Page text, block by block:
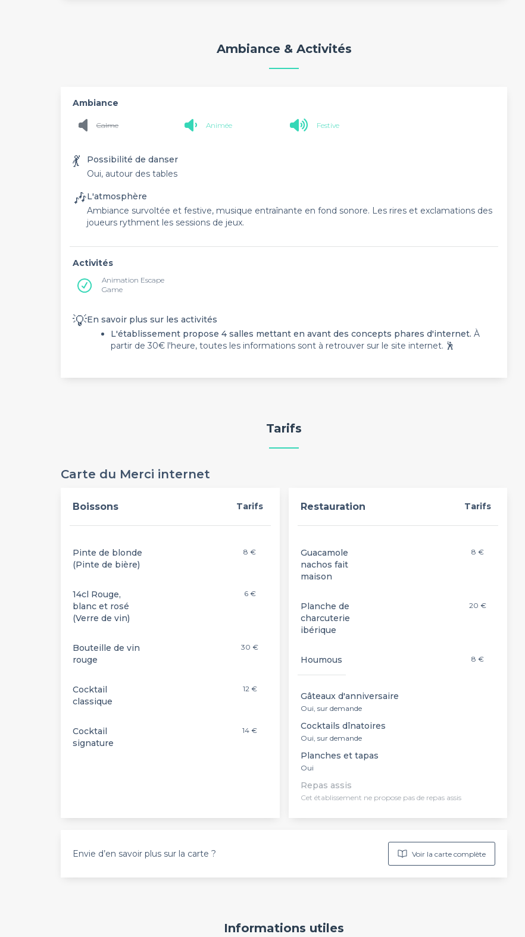
Ambiance & Activités
Ambiance
Calme Animée Festive
💃
Possibilité de danser
Oui, autour des tables
🎶L'atmosphère
Ambiance survoltée et festive, musique entraînante en fond sonore. Les rires et exclamations des
joueurs rythment les sessions de jeux.
Activités
Animation Escape
Game
💡En savoir plus sur les activités
L'établissement propose 4 salles mettant en avant des concepts phares d'internet. À
partir de 30€ l'heure, toutes les informations sont à retrouver sur le site internet. 🕺
Tarifs
Carte du Merci internet
Boissons Tarifs
Pinte de blonde
(Pinte de bière)
8 €
14cl Rouge,
blanc et rosé
(Verre de vin)
6 €
Bouteille de vin
rouge
30 €
Cocktail
classique
12 €
Cocktail
signature
14 €
Restauration Tarifs
Guacamole
nachos fait
maison
8 €
Planche de
charcuterie
ibérique
20 €
Houmous 8 €
Gâteaux d'anniversaire
Oui, sur demande
Cocktails dînatoires
Oui, sur demande
Planches et tapas
Oui
Repas assis
Cet établissement ne propose pas de repas assis
Envie d’en savoir plus sur la carte ? Voir la carte complète
Informations utiles